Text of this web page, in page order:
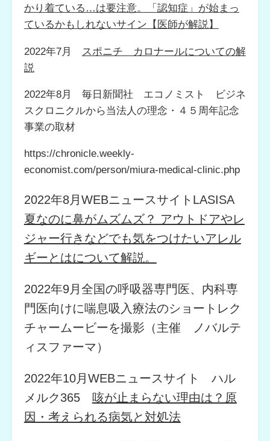
かり着ている…は要注意。「認知症」が始まっ
ているかもしれないサイン【医師が解説】
2022年7月
スポニチ カロナールについての解
説
2022年8月 毎日新聞社 エコノミスト ビジネ
スクロニクルから当法人の理念・４５周年記念
事業の取材
https://chronicle.weekly-
economist.com/person/miura-medical-clinic.php
2022年8月WEBニュースサイトLASISA
夏なのに鼻がムズムズ？ アウトドアやレ
ジャー行きなどでも気をつけたいアレル
ギーとはについて解説。
2022年9月全国の呼吸器専門医、内科専
門医向けに喘息吸入療法のショートレク
チャームービーを撮影（主催 ノバルテ
ィスファーマ）
2022年10月WEBニュースサイト ハル
メルク365 咳が止まらない理由は？原
因・考えられる病気と対処法